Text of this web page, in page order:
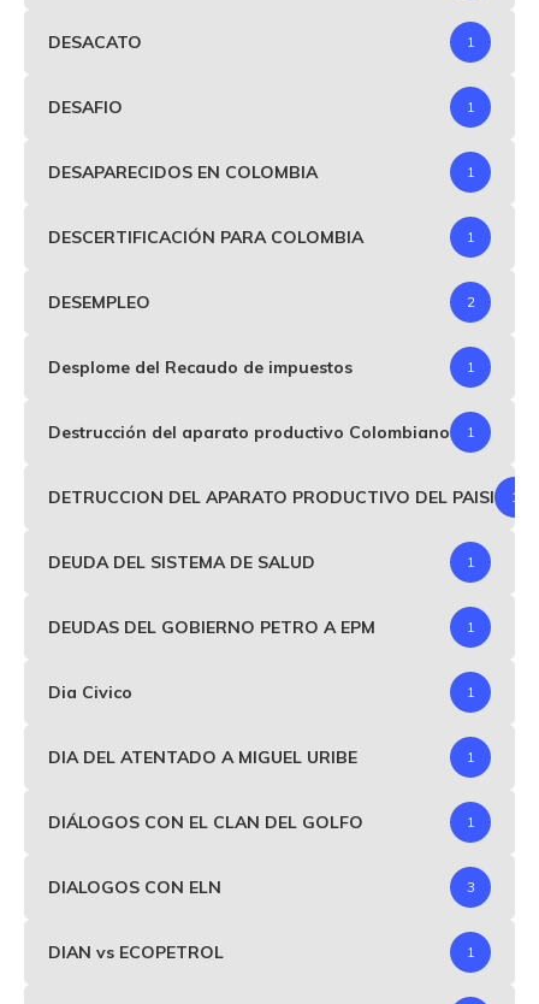
DESACATO 1
DESAFIO 1
DESAPARECIDOS EN COLOMBIA 1
DESCERTIFICACIÓN PARA COLOMBIA 1
DESEMPLEO 2
Desplome del Recaudo de impuestos 1
Destrucción del aparato productivo Colombiano 1
DETRUCCION DEL APARATO PRODUCTIVO DEL PAISI 1
DEUDA DEL SISTEMA DE SALUD 1
DEUDAS DEL GOBIERNO PETRO A EPM 1
Dia Civico 1
DIA DEL ATENTADO A MIGUEL URIBE 1
DIÁLOGOS CON EL CLAN DEL GOLFO 1
DIALOGOS CON ELN 3
DIAN vs ECOPETROL 1